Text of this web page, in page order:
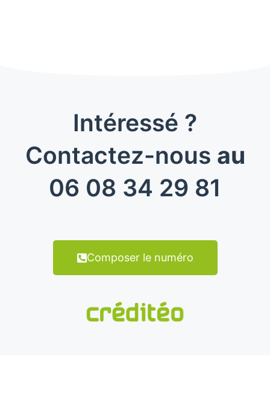
Intéressé ?
Contactez-nous au
06 08 34 29 81
Composer le numéro